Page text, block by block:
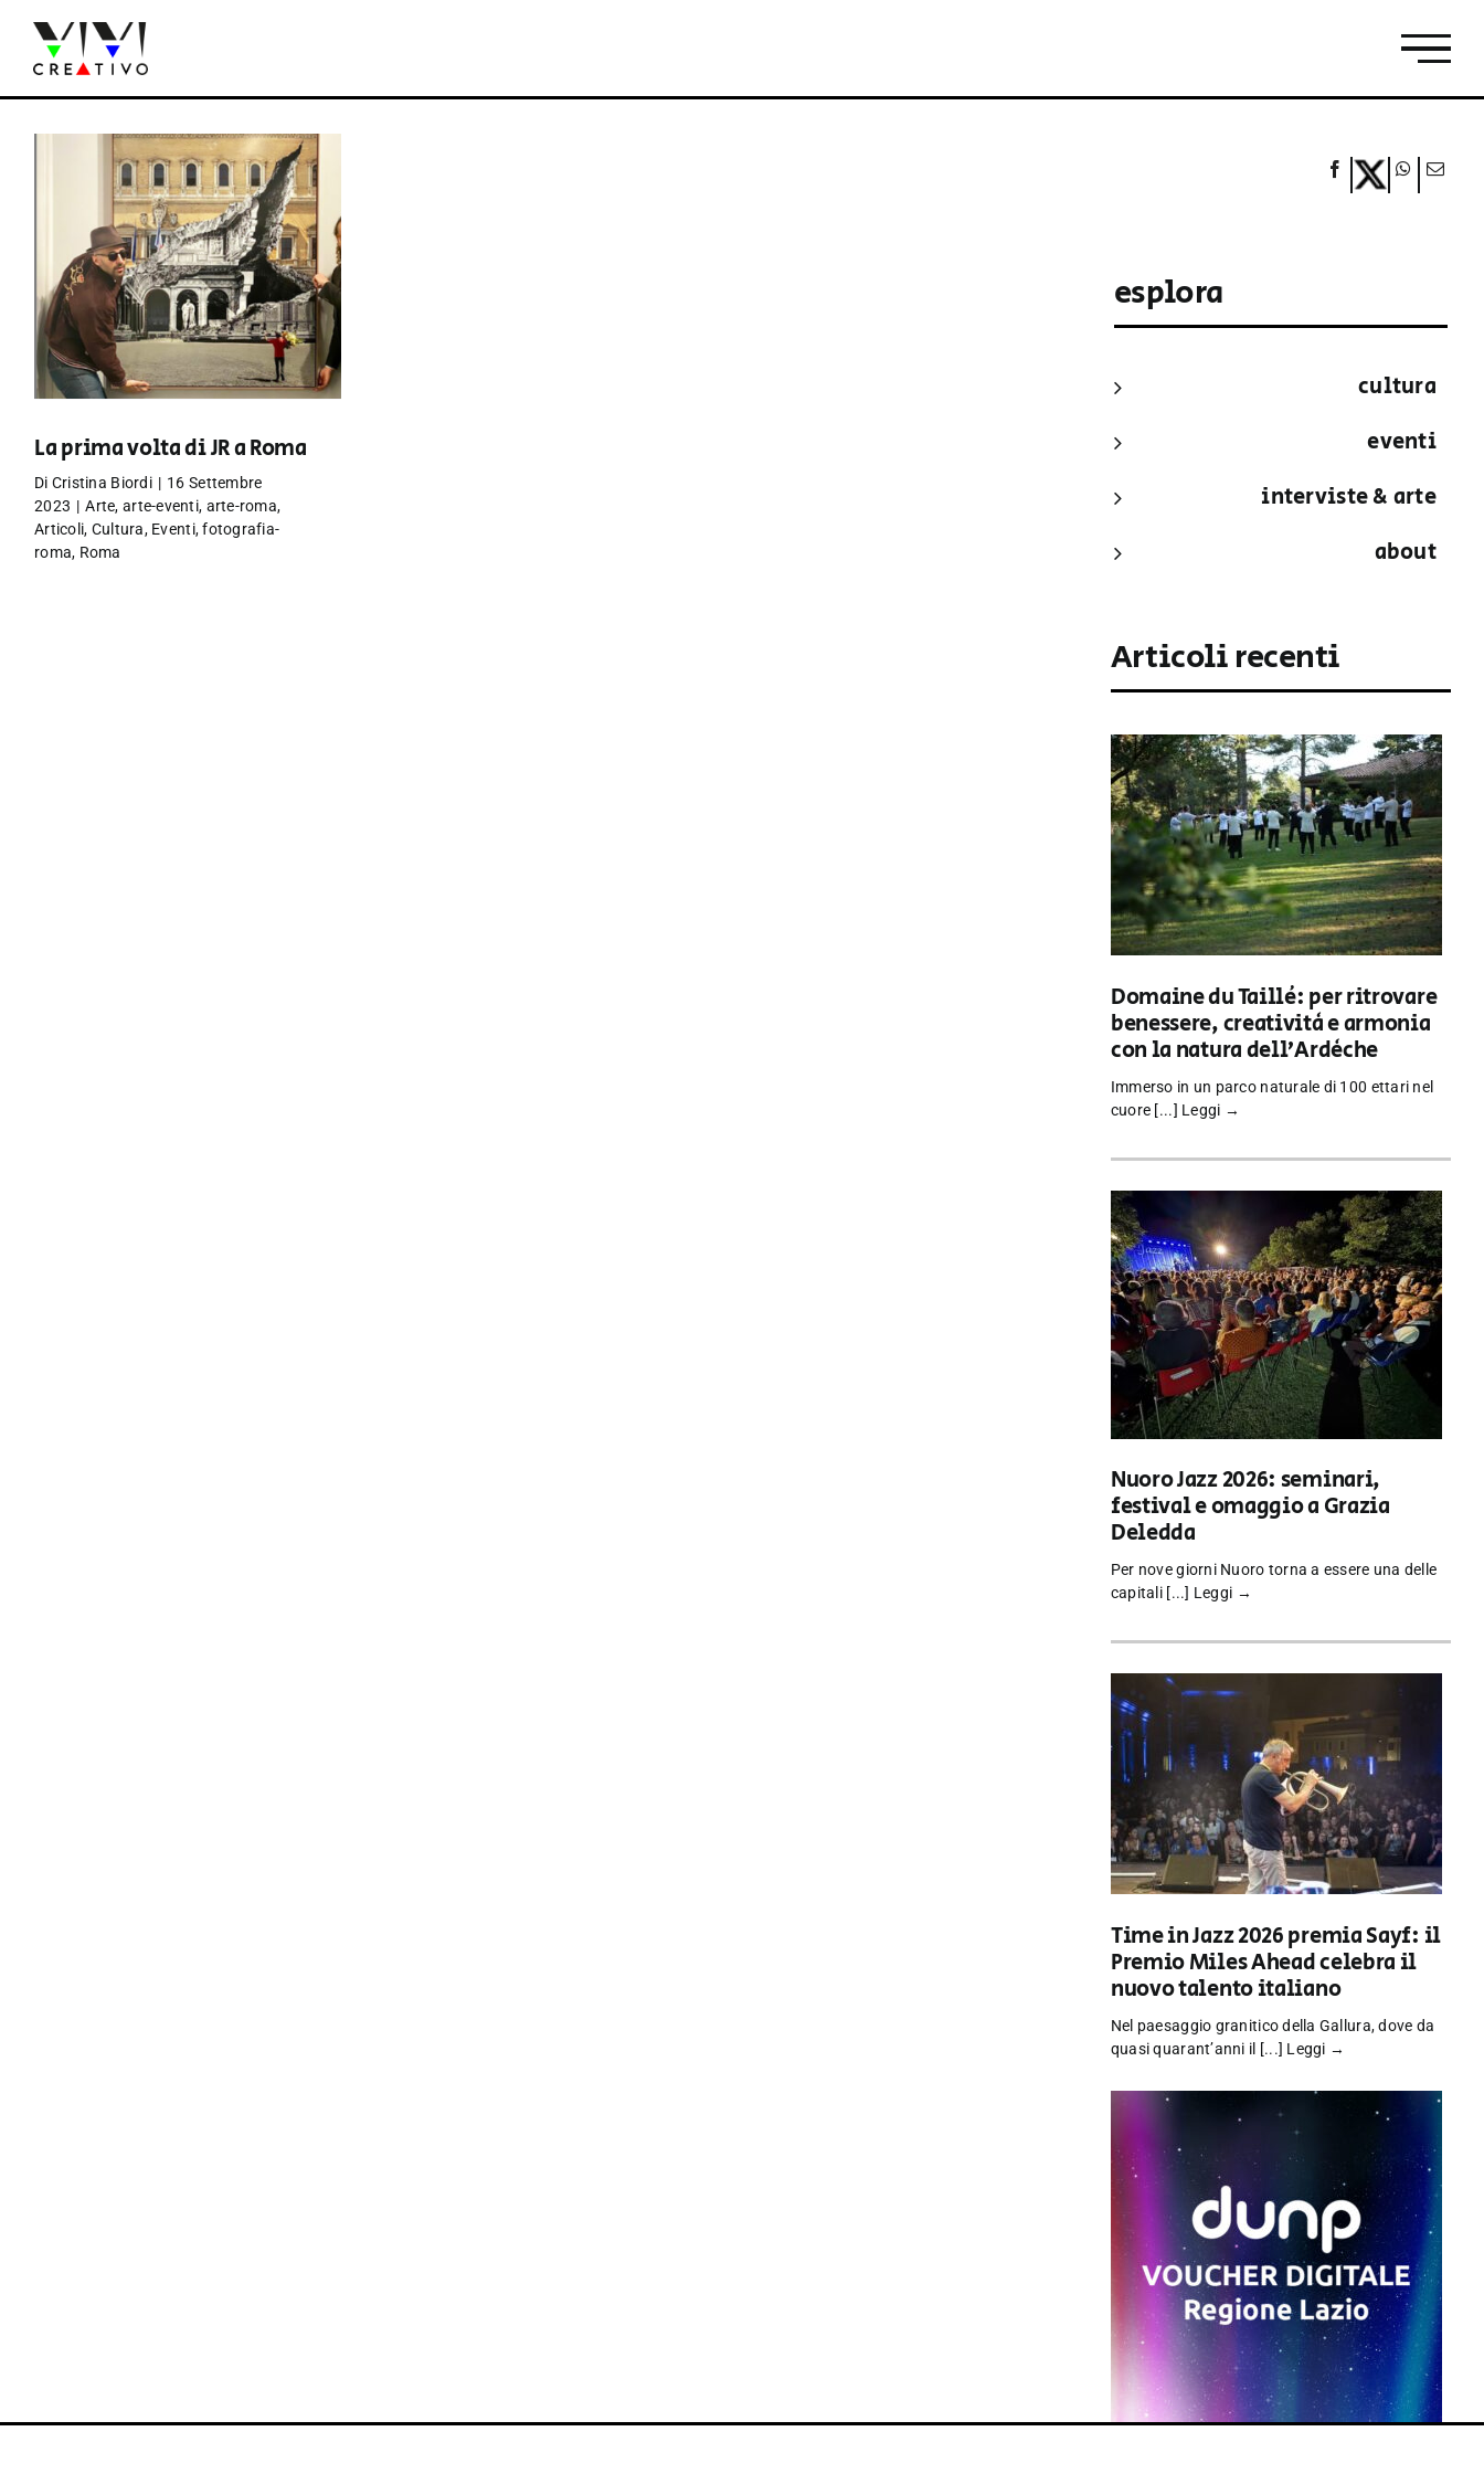
contenuto
La prima volta di JR a Roma
Di Cristina Biordi | 16 Settembre
2023 | Arte,arte-eventi, arte-roma,
Articoli, Cultura, Eventi,fotografia-
roma, Roma
esplora
cultura
eventi
interviste & arte
about
Articoli recenti
Domaine du Taillé: per ritrovare
benessere, creatività e armonia
con la natura dell’Ardèche
Immerso in un parco naturale di 100 ettari nel
cuore [...] Leggi →
Nuoro Jazz 2026: seminari,
festival e omaggio a Grazia
Deledda
Per nove giorni Nuoro torna a essere una delle
capitali [...] Leggi →
Time in Jazz 2026 premia Sayf: il
Premio Miles Ahead celebra il
nuovo talento italiano
Nel paesaggio granitico della Gallura, dove da
quasi quarant’anni il [...] Leggi →